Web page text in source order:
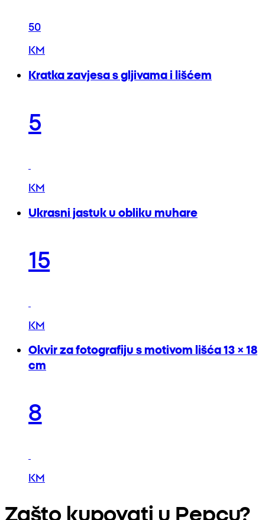
50
KM
Kratka zavjesa s gljivama i lišćem
5
KM
Ukrasni jastuk u obliku muhare
15
KM
Okvir za fotografiju s motivom lišća 13 × 18
cm
8
KM
Zašto kupovati u Pepcu?